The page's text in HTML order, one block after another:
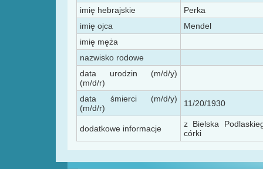
imię hebrajskie
Perka
imię ojca
Mendel
imię męża
nazwisko rodowe
data urodzin (m/d/y)
(m/d/r)
data śmierci (m/d/y)
(m/d/r)
11/20/1930
dodatkowe informacje
z Bielska
córki